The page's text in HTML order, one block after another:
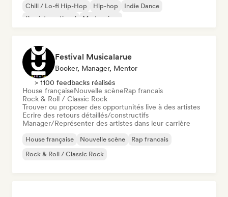
Chill / Lo-fi Hip-Hop Hip-hop
Indie Dance
Rap international
Modern jazz
Festival Musicalarue
Booker, Manager, Mentor
> 1100 feedbacks réalisés
House françaiseNouvelle scèneRap francais
Rock & Roll / Classic Rock
Trouver ou proposer des opportunités live à des artistes
Ecrire des retours détaillés/constructifs
Manager/Représenter des artistes dans leur carrière
House française Nouvelle scène
Rap francais
Rock & Roll / Classic Rock